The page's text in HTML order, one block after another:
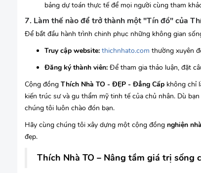
bảng dự toán thực tế để mọi người cùng tham
7. Làm thế nào để trở thành một "Tín đồ" của
Để bắt đầu hành trình chinh phục những không gian
Truy cập website: thichnhato.com thường xuyên
Đăng ký thành viên: Để tham gia thảo luận, đặt
Cộng đồng Thích Nhà TO - ĐẸP - Đẳng Cấp không chỉ
kiến trúc sư và gu thẩm mỹ tinh tế của chủ nhân. Dù
chúng tôi luôn chào đón bạn.
Hãy cùng chúng tôi xây dựng một cộng đồng nghiện nhà
đẹp.
Thích Nhà TO – Nâng tầm giá trị sống